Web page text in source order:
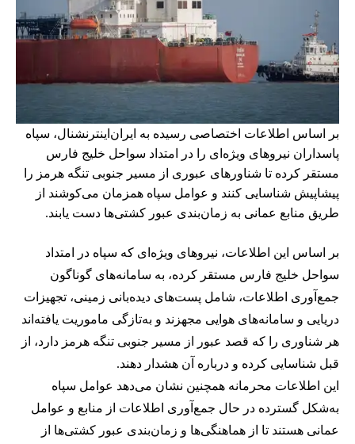
بر اساس اطلاعات اختصاصی رسیده به ایران‌اینترنشنال، سپاه
پاسداران نیروهای ویژه‌ای را در امتداد سواحل خلیج فارس
مستقر کرده تا شناورهای عبوری از مسیر جنوبی تنگه هرمز را
پیشاپیش شناسایی کنند و عوامل سپاه همزمان می‌کوشند از
طریق منابع عمانی به زمان‌بندی عبور کشتی‌ها دست یابند.
بر اساس این اطلاعات، نیروهای ویژه‌ای که سپاه در امتداد
سواحل خلیج فارس مستقر کرده، به سامانه‌های گوناگون
جمع‌آوری اطلاعات، شامل پست‌های دیده‌بانی زمینی، تجهیزات
دریایی و سامانه‌های هوایی مجهزند و به‌تازگی ماموریت یافته‌اند
هر شناوری را که قصد عبور از مسیر جنوبی تنگه هرمز دارد، از
قبل شناسایی کرده و درباره آن هشدار دهند.
این اطلاعات محرمانه همچنین نشان می‌دهد عوامل سپاه
به‌شکل گسترده در حال جمع‌آوری اطلاعات از منابع و عوامل
عمانی هستند تا از هماهنگی‌ها و زمان‌بندی عبور کشتی‌ها از